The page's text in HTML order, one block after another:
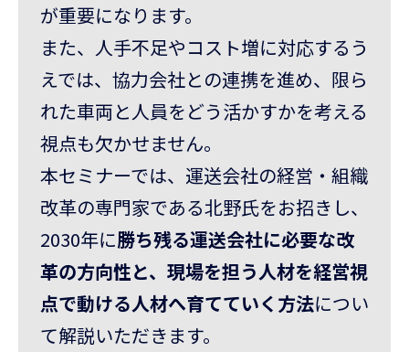
が重要になります。
また、人手不足やコスト増に対応するう
えでは、協力会社との連携を進め、限ら
れた車両と人員をどう活かすかを考える
視点も欠かせません。
本セミナーでは、運送会社の経営・組織
改革の専門家である北野氏をお招きし、
2030年に勝ち残る運送会社に必要な改
革の方向性と、現場を担う人材を経営視
点で動ける人材へ育てていく方法につい
て解説いただきます。